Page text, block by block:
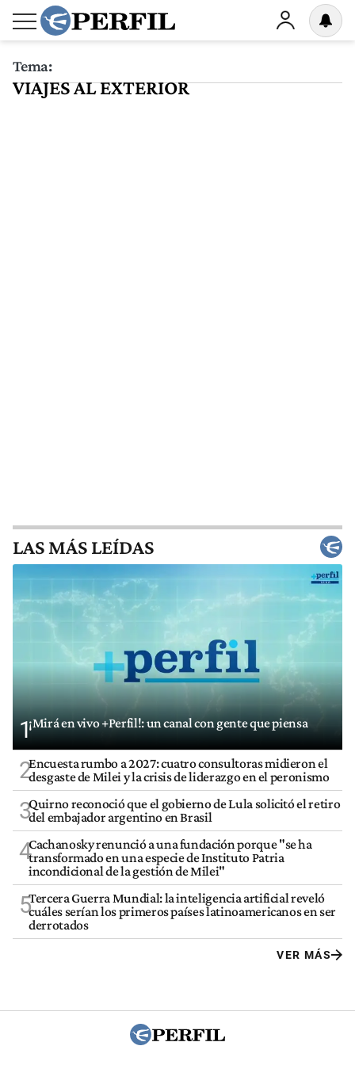
Tema:
VIAJES AL EXTERIOR
LAS MÁS LEÍDAS
1¡Mirá en vivo +Perfil!: un canal con gente que piensa
2Encuesta rumbo a 2027: cuatro consultoras midieron el
desgaste de Milei y la crisis de liderazgo en el peronismo
3Quirno reconoció que el gobierno de Lula solicitó el retiro
del embajador argentino en Brasil
4Cachanosky renunció a una fundación porque "se ha
transformado en una especie de Instituto Patria
incondicional de la gestión de Milei"
5Tercera Guerra Mundial: la inteligencia artificial reveló
cuáles serían los primeros países latinoamericanos en ser
derrotados
VER MÁS